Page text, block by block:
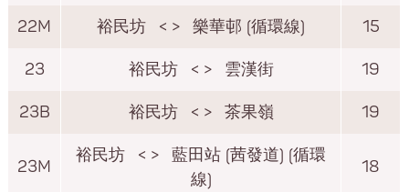
22M 裕民坊 < > 樂華邨 (循環線) 15
23 裕民坊 < > 雲漢街 19
23B 裕民坊 < > 茶果嶺 19
23M
裕民坊 < >
藍田站 (茜發道) (循環
線)
18